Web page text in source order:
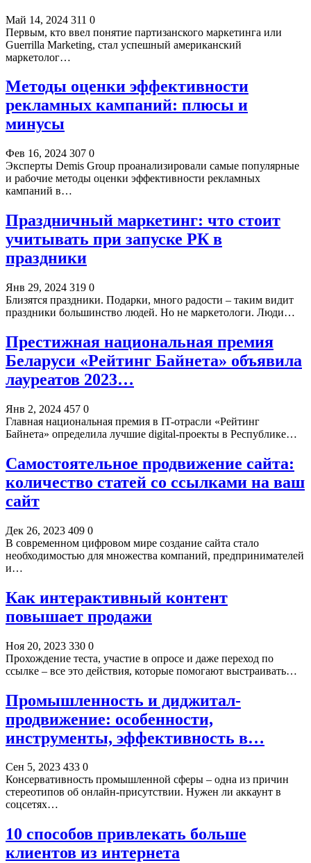
Май 14, 2024 311 0
Первым, кто ввел понятие партизанского маркетинга или
Guerrilla Marketing, стал успешный американский
маркетолог…
Методы оценки эффективности
рекламных кампаний: плюсы и
минусы
Фев 16, 2024 307 0
Эксперты Demis Group проанализировали самые популярные
и рабочие методы оценки эффективности рекламных
кампаний в…
Праздничный маркетинг: что стоит
учитывать при запуске РК в
праздники
Янв 29, 2024 319 0
Близятся праздники. Подарки, много радости – таким видит
праздники большинство людей. Но не маркетологи. Люди…
Престижная национальная премия
Беларуси «Рейтинг Байнета» объявила
лауреатов 2023…
Янв 2, 2024 457 0
Главная национальная премия в IT-отрасли «Рейтинг
Байнета» определила лучшие digital-проекты в Республике…
Самостоятельное продвижение сайта:
количество статей со ссылками на ваш
сайт
Дек 26, 2023 409 0
В современном цифровом мире создание сайта стало
необходимостью для множества компаний, предпринимателей
и…
Как интерактивный контент
повышает продажи
Ноя 20, 2023 330 0
Прохождение теста, участие в опросе и даже переход по
ссылке – все это действия, которые помогают выстраивать…
Промышленность и диджитал-
продвижение: особенности,
инструменты, эффективность в…
Сен 5, 2023 433 0
Консервативность промышленной сферы – одна из причин
стереотипов об онлайн-присутствии. Нужен ли аккаунт в
соцсетях…
10 способов привлекать больше
клиентов из интернета